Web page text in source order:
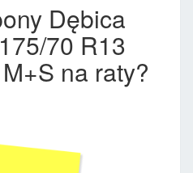
Dębica
70 R13
na raty?